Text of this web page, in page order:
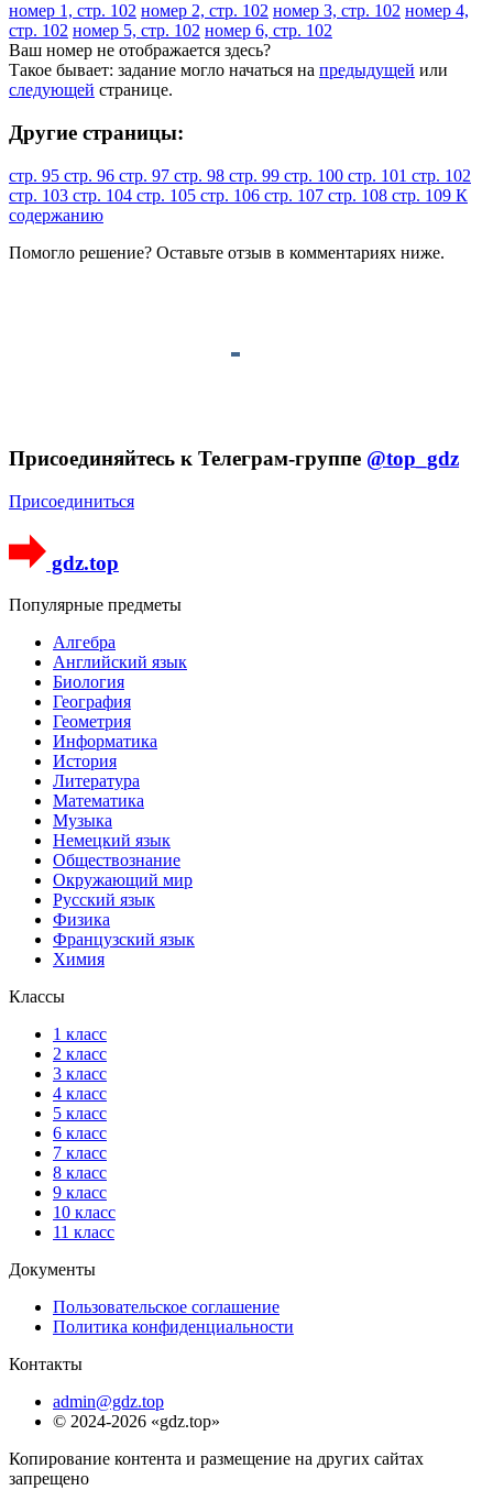
номер 1, стр. 102 номер 2, стр. 102 номер 3, стр. 102 номер 4,
стр. 102 номер 5, стр. 102 номер 6, стр. 102
Ваш номер не отображается здесь?
Такое бывает: задание могло начаться на предыдущей или
следующей странице.
Другие страницы:
стр. 95 стр. 96 стр. 97 стр. 98 стр. 99 стр. 100 стр. 101 стр. 102
стр. 103 стр. 104 стр. 105 стр. 106 стр. 107 стр. 108 стр. 109 К
содержанию
Помогло решение? Оставьте отзыв в комментариях ниже.
Присоединяйтесь к Телеграм-группе @top_gdz
Присоединиться
gdz.top
Популярные предметы
Алгебра
Английский язык
Биология
География
Геометрия
Информатика
История
Литература
Математика
Музыка
Немецкий язык
Обществознание
Окружающий мир
Русский язык
Физика
Французский язык
Химия
Классы
1 класс
2 класс
3 класс
4 класс
5 класс
6 класс
7 класс
8 класс
9 класс
10 класс
11 класс
Документы
Пользовательское соглашение
Политика конфиденциальности
Контакты
admin@gdz.top
© 2024-2026 «gdz.top»
Копирование контента и размещение на других сайтах
запрещено